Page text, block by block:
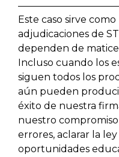
Este caso sirve
adjudicaciones de
dependen de
Incluso cuando los
siguen todos los
aún pueden
éxito de nuestra
nuestro
errores, aclarar la
oportunidades